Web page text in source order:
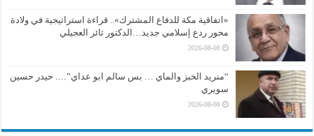
«اتفاقية مكة للدفاع المشترك».. قراءة استراتيجية في ولادة
محور ردع إسلامي جديد…الدكتور ثائر العجيلي
2026-08-08
“منريد الخبز والماي … بس سالم ابو عداي”…. حيدر حسين
سويري
2026-08-08